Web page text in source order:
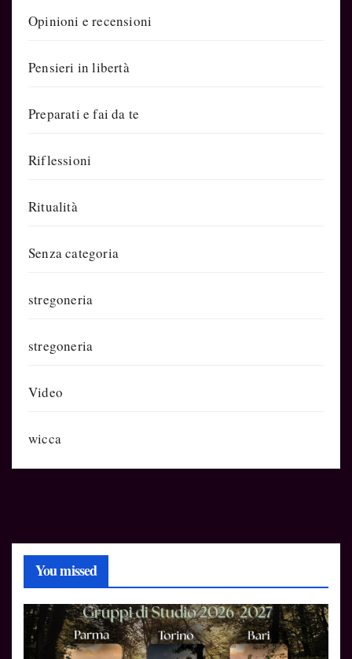
Opinioni e recensioni
Pensieri in libertà
Preparati e fai da te
Riflessioni
Ritualità
Senza categoria
stregoneria
stregoneria
Video
wicca
You missed